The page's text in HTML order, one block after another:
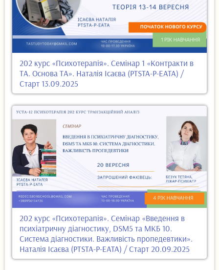
202 курс «Психотерапія». Семінар 1 «Контракти в
ТА. Основа ТА». Наталія Ісаєва (PTSTA-P-EATA) /
Старт 13.09.2025
202 курс «Психотерапія». Семінар «Введення в
психіатричну діагностику, DSM5 та МКБ 10.
Система діагностики. Важливість пропедевтики».
Наталія Ісаєва (PTSTA-P-EATA) / Старт 20.09.2025